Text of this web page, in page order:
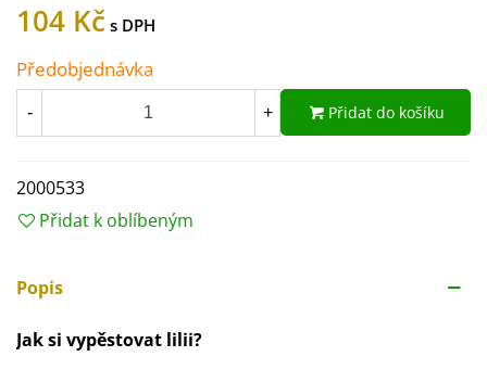
104 Kč
Předobjednávka
- + Přidat do košíku
2000533
Přidat k oblíbeným
Popis
Jak si vypěstovat lilii?